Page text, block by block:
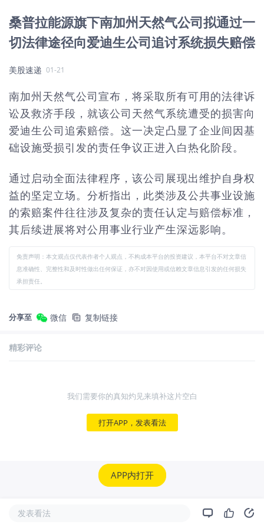
桑普拉能源旗下南加州天然气公司拟通过一
切法律途径向爱迪生公司追讨系统损失赔偿
美股速递 01-21
南加州天然气公司宣布，将采取所有可用的法律诉
讼及救济手段，就该公司天然气系统遭受的损害向
爱迪生公司追索赔偿。这一决定凸显了企业间因基
础设施受损引发的责任争议正进入白热化阶段。
通过启动全面法律程序，该公司展现出维护自身权
益的坚定立场。分析指出，此类涉及公共事业设施
的索赔案件往往涉及复杂的责任认定与赔偿标准，
其后续进展将对公用事业行业产生深远影响。
免责声明：本文观点仅代表作者个人观点，不构成本平台的投资建议，本平台不对文章信
息准确性、完整性和及时性做出任何保证，亦不对因使用或信赖文章信息引发的任何损失
承担责任。
分享至 微信 复制链接
精彩评论
我们需要你的真知灼见来填补这片空白
打开APP，发表看法
APP内打开
发表看法